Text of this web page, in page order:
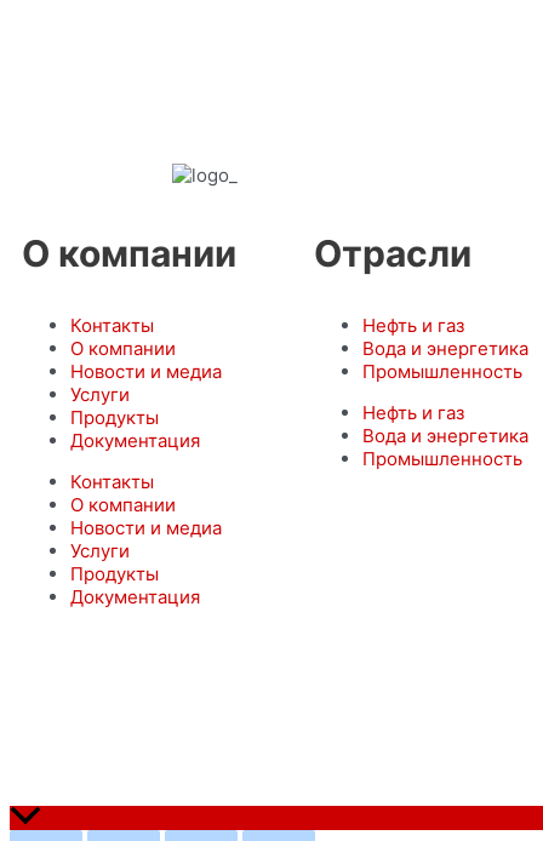
О компании
Контакты
О компании
Новости и медиа
Услуги
Продукты
Документация
Контакты
О компании
Новости и медиа
Услуги
Продукты
Документация
Отрасли
Нефть и газ
Вода и энергетика
Промышленность
Нефть и газ
Вода и энергетика
Промышленность